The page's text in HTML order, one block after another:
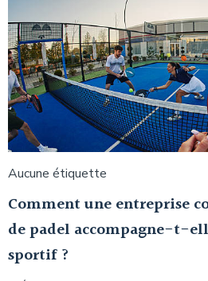
Aucune étiquette
Comment une entreprise
de padel accompagne-t-
sportif ?